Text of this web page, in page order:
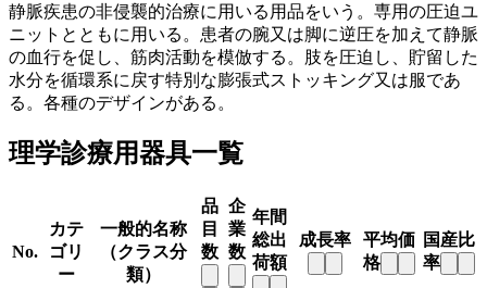
静脈疾患の非侵襲的治療に用いる用品をいう。専用の圧迫ユ
ニットとともに用いる。患者の腕又は脚に逆圧を加えて静脈
の血行を促し、筋肉活動を模倣する。肢を圧迫し、貯留した
水分を循環系に戻す特別な膨張式ストッキング又は服であ
る。各種のデザインがある。
理学診療用器具一覧
No.
カテ
ゴリ
ー
一般的名称
（クラス分
類）
品
目
数
企
業
数
年間
総出
荷額
成長率
平均価
格
国産比
率